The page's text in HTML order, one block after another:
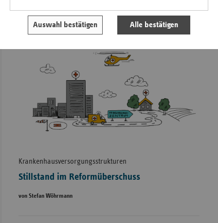
Auswahl bestätigen Alle bestätigen
Krankenhausversorgungsstrukturen
Stillstand im Reformüberschuss
von Stefan Wöhrmann